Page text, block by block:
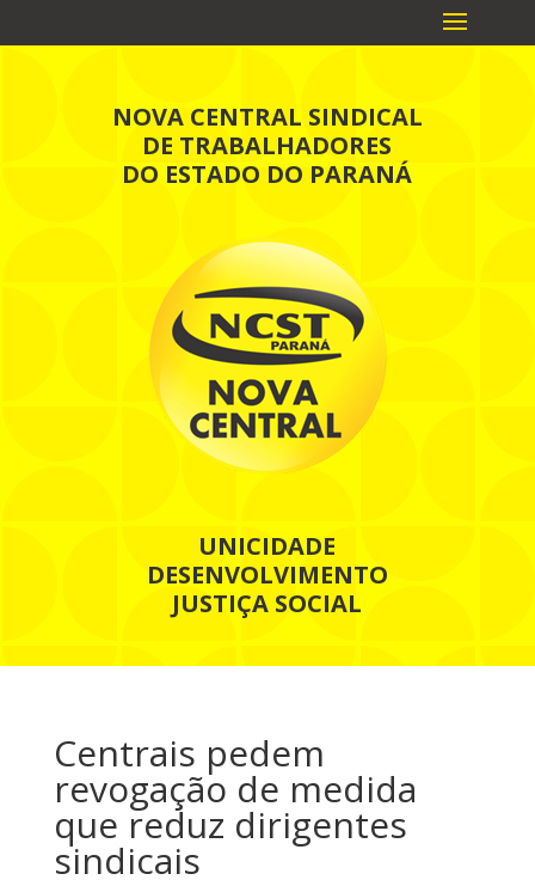
NOVA CENTRAL SINDICAL
DE TRABALHADORES
DO ESTADO DO PARANÁ
UNICIDADE
DESENVOLVIMENTO
JUSTIÇA SOCIAL
Centrais pedem
revogação de medida
que reduz dirigentes
sindicais